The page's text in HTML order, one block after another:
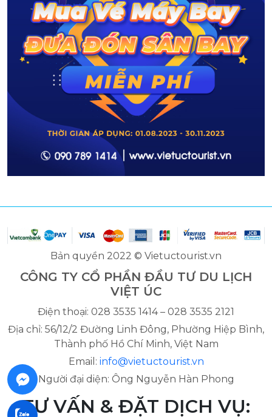
Bản quyền 2022 © Vietuctourist.vn
CÔNG TY CỔ PHẦN ĐẦU TƯ DU LỊCH
VIỆT ÚC
Điện thoại: 028 3535 1414 – 028 3535 2121
Địa chỉ: 56/12/2 Đường Linh Đông, Phường Hiệp Bình,
Thành phố Hồ Chí Minh, Việt Nam
Email: info@vietuctourist.vn
Người đại diện: Ông Nguyễn Hàn Phong
TƯ VẤN & ĐẶT DỊCH VỤ: